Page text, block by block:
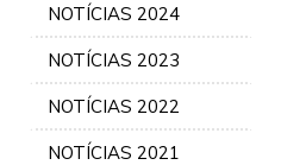
NOTÍCIAS 2024
NOTÍCIAS 2023
NOTÍCIAS 2022
NOTÍCIAS 2021